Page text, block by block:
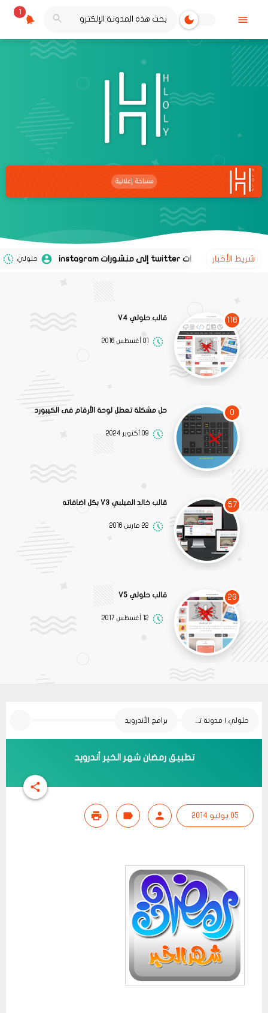
1
شريط الأخبار حلولي 02 نوفمبر 2020
116 قالب حلولي V4
01 أغسطس 2016
0 حل مشكلة تعطل لوحة الأرقام فى الكيبورد
09 أكتوبر 2024
57 قالب خالد الميلبي V3 بكل اضافاته
22 مارس 2016
29 قالب حلولي V5
12 أغسطس 2017
حلولي | مدونة تقنية برامج الأندرويد
تطبيق رمضان شهر الخير أندرويد
05 يوليو 2014